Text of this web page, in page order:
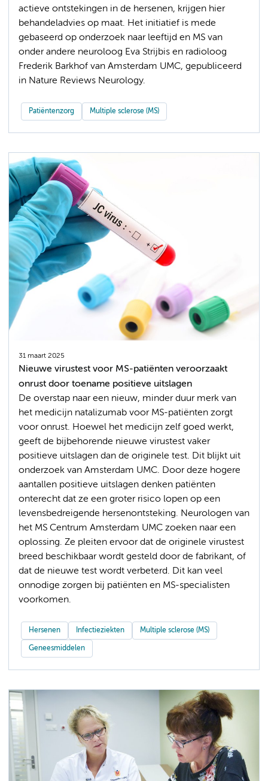
actieve ontstekingen in de hersenen, krijgen hier
behandeladvies op maat. Het initiatief is mede
gebaseerd op onderzoek naar leeftijd en MS van
onder andere neuroloog Eva Strijbis en radioloog
Frederik Barkhof van Amsterdam UMC, gepubliceerd
in Nature Reviews Neurology.
Patiëntenzorg Multiple sclerose (MS)
31 maart 2025
Nieuwe virustest voor MS-patiënten veroorzaakt
onrust door toename positieve uitslagen
De overstap naar een nieuw, minder duur merk van
het medicijn natalizumab voor MS-patiënten zorgt
voor onrust. Hoewel het medicijn zelf goed werkt,
geeft de bijbehorende nieuwe virustest vaker
positieve uitslagen dan de originele test. Dit blijkt uit
onderzoek van Amsterdam UMC. Door deze hogere
aantallen positieve uitslagen denken patiënten
onterecht dat ze een groter risico lopen op een
levensbedreigende hersenontsteking. Neurologen van
het MS Centrum Amsterdam UMC zoeken naar een
oplossing. Ze pleiten ervoor dat de originele virustest
breed beschikbaar wordt gesteld door de fabrikant, of
dat de nieuwe test wordt verbeterd. Dit kan veel
onnodige zorgen bij patiënten en MS-specialisten
voorkomen.
Hersenen Infectieziekten Multiple sclerose (MS)
Geneesmiddelen